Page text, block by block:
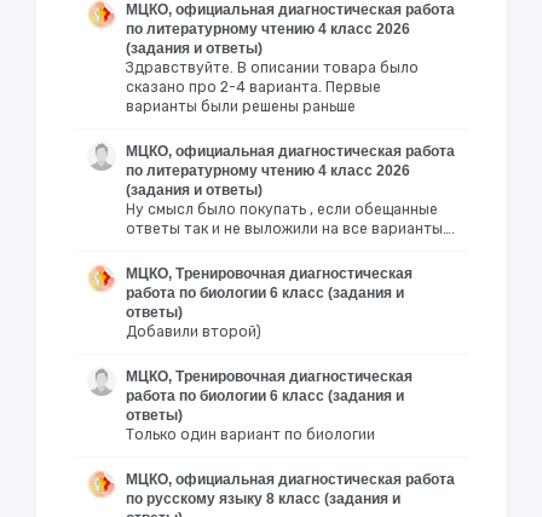
МЦКО, официальная диагностическая работа
по литературному чтению 4 класс 2026
(задания и ответы)
Здравствуйте. В описании товара было
сказано про 2-4 варианта. Первые
варианты были решены раньше
МЦКО, официальная диагностическая работа
по литературному чтению 4 класс 2026
(задания и ответы)
Ну смысл было покупать , если обещанные
ответы так и не выложили на все варианты….
МЦКО, Тренировочная диагностическая
работа по биологии 6 класс (задания и
ответы)
Добавили второй)
МЦКО, Тренировочная диагностическая
работа по биологии 6 класс (задания и
ответы)
Только один вариант по биологии
МЦКО, официальная диагностическая работа
по русскому языку 8 класс (задания и